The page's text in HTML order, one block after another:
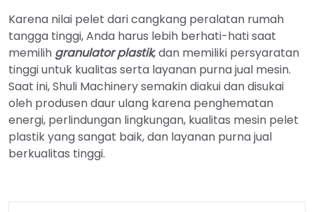
Karena nilai pelet dari cangkang peralatan rumah
tangga tinggi, Anda harus lebih berhati-hati saat
memilih granulator plastik, dan memiliki persyaratan
tinggi untuk kualitas serta layanan purna jual mesin.
Saat ini, Shuli Machinery semakin diakui dan disukai
oleh produsen daur ulang karena penghematan
energi, perlindungan lingkungan, kualitas mesin pelet
plastik yang sangat baik, dan layanan purna jual
berkualitas tinggi.